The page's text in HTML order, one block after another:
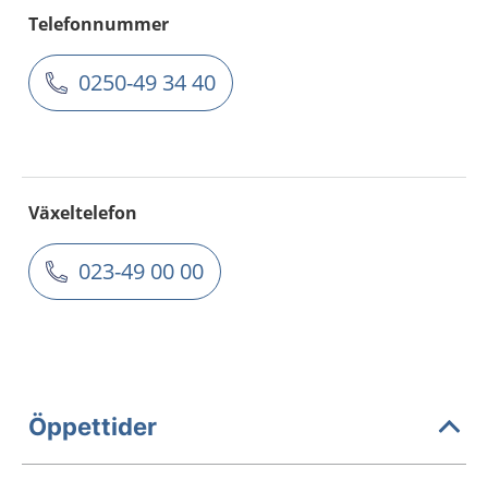
Telefonnummer
0250-49 34 40
Växeltelefon
023-49 00 00
Öppettider